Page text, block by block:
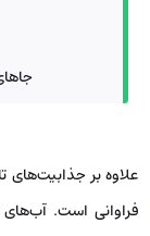
علاوه بر جذابیت‌های
فراوانی است. آب‌های